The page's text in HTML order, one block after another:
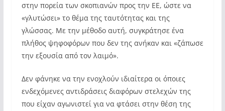
στην πορεία των σκοπιανών προς την ΕΕ, ώστε να
«γλυτώσει» το θέμα της ταυτότητας και της
γλώσσας. Με την μέθοδο αυτή, συγκράτησε ένα
πλήθος ψηφοφόρων που δεν της ανήκαν και «ζάπωσε
την εξουσία από τον λαιμό».
Δεν φάνηκε να την ενοχλούν ιδιαίτερα οι όποιες
ενδεχόμενες αντιδράσεις διαφόρων στελεχών της
που είχαν αγωνιστεί για να φτάσει στην θέση της